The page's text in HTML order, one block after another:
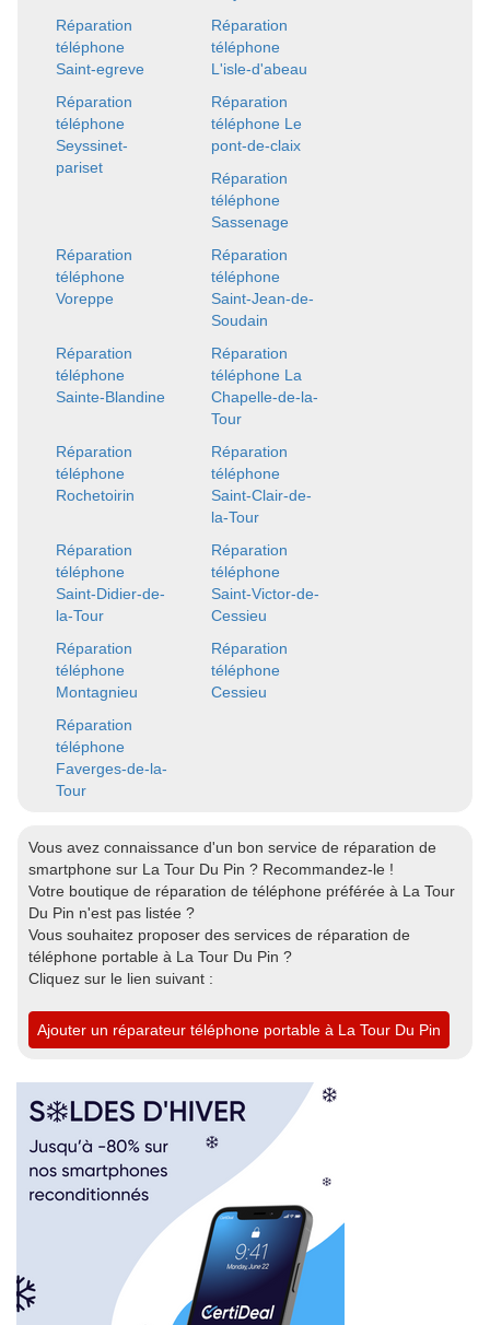
Réparation
téléphone
Saint-egreve
Réparation
téléphone
L'isle-d'abeau
Réparation
téléphone
Seyssinet-
pariset
Réparation
téléphone Le
pont-de-claix
Réparation
téléphone
Sassenage
Réparation
téléphone
Voreppe
Réparation
téléphone
Saint-Jean-de-
Soudain
Réparation
téléphone
Sainte-Blandine
Réparation
téléphone La
Chapelle-de-la-
Tour
Réparation
téléphone
Rochetoirin
Réparation
téléphone
Saint-Clair-de-
la-Tour
Réparation
téléphone
Saint-Didier-de-
la-Tour
Réparation
téléphone
Saint-Victor-de-
Cessieu
Réparation
téléphone
Montagnieu
Réparation
téléphone
Cessieu
Réparation
téléphone
Faverges-de-la-
Tour
Vous avez connaissance d'un bon service de réparation de
smartphone sur La Tour Du Pin ? Recommandez-le !
Votre boutique de réparation de téléphone préférée à La Tour
Du Pin n'est pas listée ?
Vous souhaitez proposer des services de réparation de
téléphone portable à La Tour Du Pin ?
Cliquez sur le lien suivant :
Ajouter un réparateur téléphone portable à La Tour Du Pin